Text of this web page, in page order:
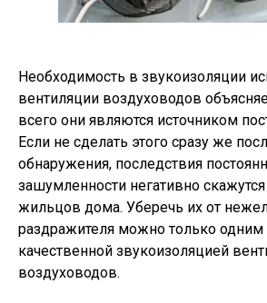
Необходимость в звукоизоляции
вентиляции воздуховодов
всего они являются источником
Если не сделать этого сразу же
обнаружения, последствия
зашумленности негативно
жильцов дома. Уберечь их от
раздражителя можно только одним
качественной звукоизоляцией
воздуховодов.